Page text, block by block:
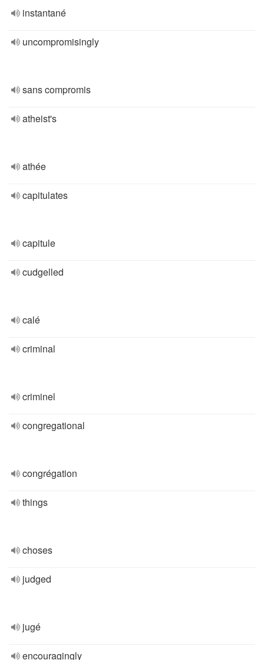
instantané
uncompromisingly
sans compromis
atheist's
athée
capitulates
capitule
cudgelled
calé
criminal
criminel
congregational
congrégation
things
choses
judged
jugé
encouragingly